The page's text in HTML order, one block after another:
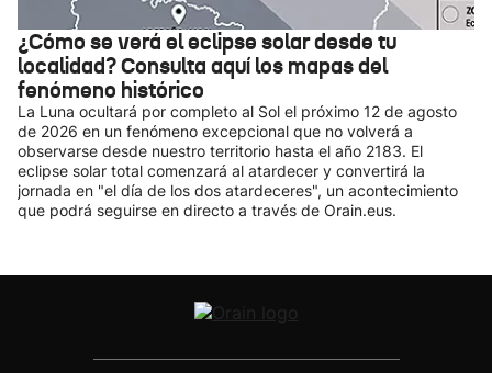
¿Cómo se verá el eclipse solar desde tu
localidad? Consulta aquí los mapas del
fenómeno histórico
La Luna ocultará por completo al Sol el próximo 12 de agosto
de 2026 en un fenómeno excepcional que no volverá a
observarse desde nuestro territorio hasta el año 2183. El
eclipse solar total comenzará al atardecer y convertirá la
jornada en "el día de los dos atardeceres", un acontecimiento
que podrá seguirse en directo a través de Orain.eus.